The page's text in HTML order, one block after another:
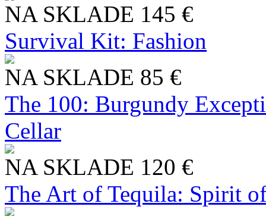
NA SKLADE 145 €
Survival Kit: Fashion
NA SKLADE 85 €
The 100: Burgundy
Cellar
NA SKLADE 120 €
The Art of Tequila: Spirit